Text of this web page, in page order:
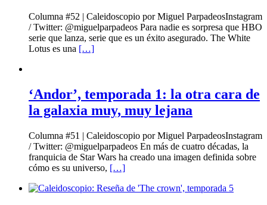
Columna #52 | Caleidoscopio por Miguel ParpadeosInstagram
/ Twitter: @miguelparpadeos Para nadie es sorpresa que HBO
serie que lanza, serie que es un éxito asegurado. The White
Lotus es una […]
‘Andor’, temporada 1: la otra cara de
la galaxia muy, muy lejana
Columna #51 | Caleidoscopio por Miguel ParpadeosInstagram
/ Twitter: @miguelparpadeos En más de cuatro décadas, la
franquicia de Star Wars ha creado una imagen definida sobre
cómo es su universo, […]